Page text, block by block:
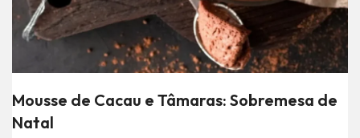
Mousse de Cacau e Tâmaras: Sobremesa de
Natal